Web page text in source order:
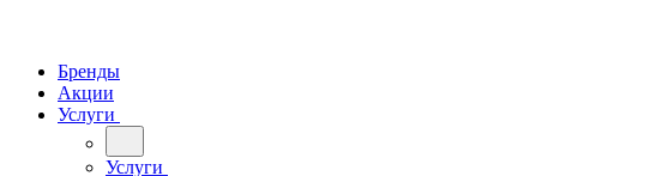
Бренды
Акции
Услуги
Услуги